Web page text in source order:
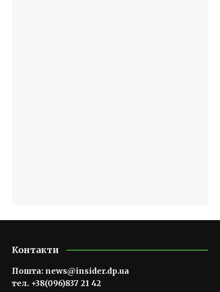
Контакти
Пошта: news@insider.dp.ua
тел. +38(096)837 21 42